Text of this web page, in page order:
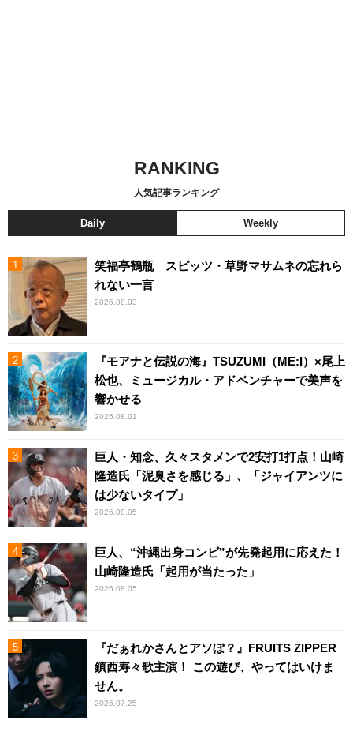
RANKING
人気記事ランキング
Daily Weekly
笑福亭鶴瓶 スピッツ・草野マサムネの忘れら
れない一言
2026.08.03
『モアナと伝説の海』TSUZUMI（ME:I）×尾上
松也、ミュージカル・アドベンチャーで美声を
響かせる
2026.08.01
巨人・知念、久々スタメンで2安打1打点！山崎
隆造氏「泥臭さを感じる」、「ジャイアンツに
は少ないタイプ」
2026.08.05
巨人、“沖縄出身コンビ”が先発起用に応えた！
山崎隆造氏「起用が当たった」
2026.08.05
『だぁれかさんとアソぼ？』FRUITS ZIPPER
鎮西寿々歌主演！ この遊び、やってはいけま
せん。
2026.07.25